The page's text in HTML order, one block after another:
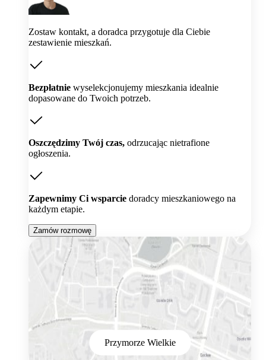
Zostaw kontakt, a doradca przygotuje dla Ciebie
zestawienie mieszkań.
Bezpłatnie wyselekcjonujemy mieszkania idealnie
dopasowane do Twoich potrzeb.
Oszczędzimy Twój czas, odrzucając nietrafione
ogłoszenia.
Zapewnimy Ci wsparcie doradcy mieszkaniowego na
każdym etapie.
Zamów rozmowę
Przymorze Wielkie